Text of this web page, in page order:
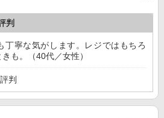
判
丁寧な気がします。レジではもちろ
も。（40代／女性）
判